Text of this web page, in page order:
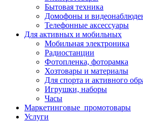
Бытовая техника
Домофоны и
Телефонные аксессуары
Для активных и мобильных
Мобильная электроника
Радиостанции
Фотопленка, фоторамка
Хозтовары и материалы
Для спорта и активного
Игрушки, наборы
Часы
Маркетинговые_промотовары
Услуги